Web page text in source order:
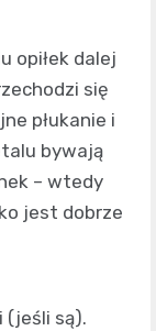
opiłek dalej
się
płukanie i
bywają
– wtedy
jest dobrze
(jeśli są).